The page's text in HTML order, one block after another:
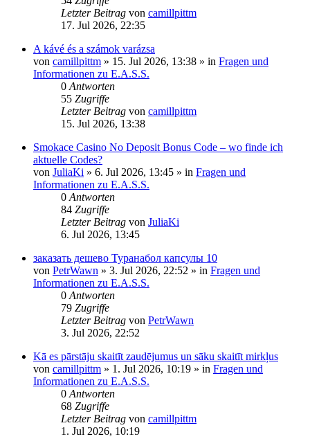
Letzter Beitrag von camillpittm
17. Jul 2026, 22:35
A kávé és a számok varázsa
von camillpittm » 15. Jul 2026, 13:38 » in Fragen und
Informationen zu E.A.S.S.
0Antworten
55 Zugriffe
Letzter Beitrag von camillpittm
15. Jul 2026, 13:38
Smokace Casino No Deposit Bonus Code – wo finde ich
aktuelle Codes?
von JuliaKi » 6. Jul 2026, 13:45 » in Fragen und
Informationen zu E.A.S.S.
0Antworten
84 Zugriffe
Letzter Beitrag von JuliaKi
6. Jul 2026, 13:45
заказать дешево Туранабол капсулы 10
von PetrWawn » 3. Jul 2026, 22:52 » in Fragen und
Informationen zu E.A.S.S.
0Antworten
79 Zugriffe
Letzter Beitrag von PetrWawn
3. Jul 2026, 22:52
Kā es pārstāju skaitīt zaudējumus un sāku skaitīt mirkļus
von camillpittm » 1. Jul 2026, 10:19 » in Fragen und
Informationen zu E.A.S.S.
0Antworten
68 Zugriffe
Letzter Beitrag von camillpittm
1. Jul 2026, 10:19